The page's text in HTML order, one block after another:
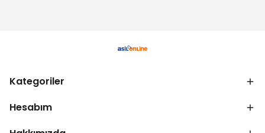
Kategoriler
Hesabım